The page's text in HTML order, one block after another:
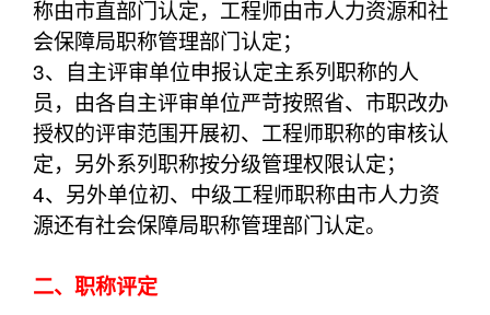
称由市直部门认定，工程师由市人力资源和社
会保障局职称管理部门认定；
3、自主评审单位申报认定主系列职称的人
员，由各自主评审单位严苛按照省、市职改办
授权的评审范围开展初、工程师职称的审核认
定，另外系列职称按分级管理权限认定；
4、另外单位初、中级工程师职称由市人力资
源还有社会保障局职称管理部门认定。
二、职称评定